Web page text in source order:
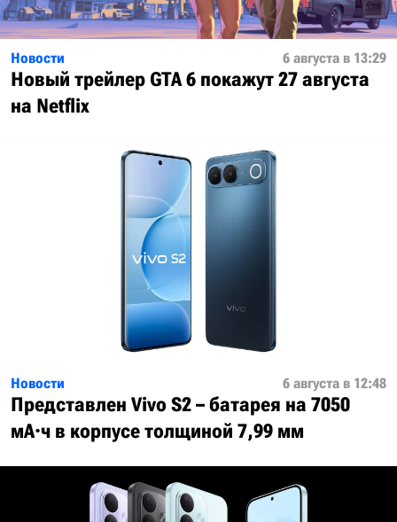
Новости 6 августа в 13:29
Новый трейлер GTA 6 покажут 27 августа
на Netflix
Новости 6 августа в 12:48
Представлен Vivo S2 – батарея на 7050
мА·ч в корпусе толщиной 7,99 мм